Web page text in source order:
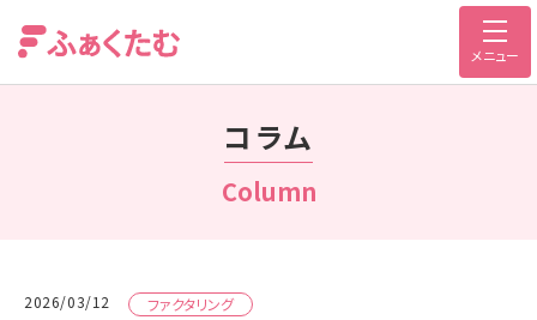
メニュー
コラム
Column
2026/03/12 ファクタリング